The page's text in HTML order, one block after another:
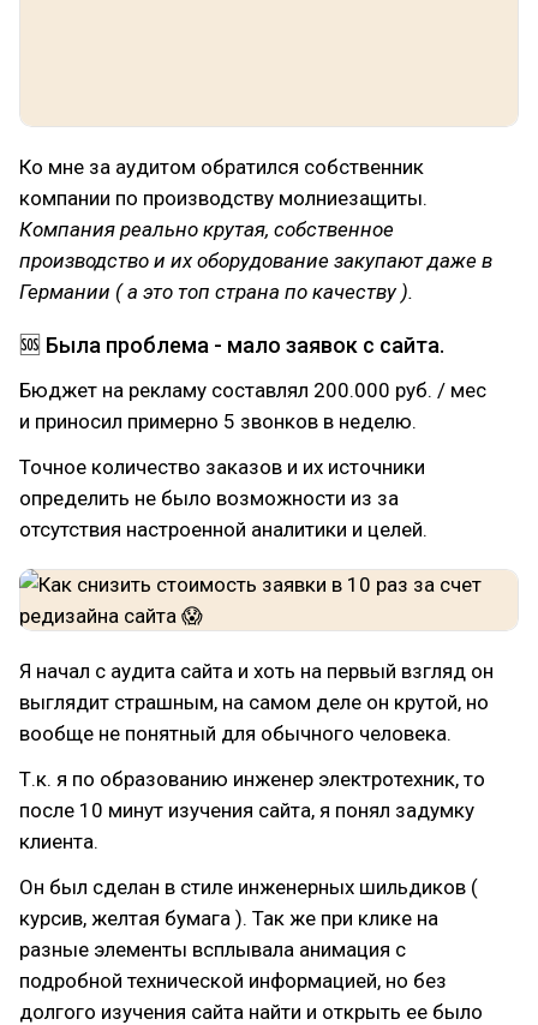
Ко мне за аудитом обратился собственник
компании по производству молниезащиты.
Компания реально крутая, собственное
производство и их оборудование закупают даже в
Германии ( а это топ страна по качеству ).
🆘 Была проблема - мало заявок с сайта.
Бюджет на рекламу составлял 200.000 руб. / мес
и приносил примерно 5 звонков в неделю.
Точное количество заказов и их источники
определить не было возможности из за
отсутствия настроенной аналитики и целей.
Я начал с аудита сайта и хоть на первый взгляд он
выглядит страшным, на самом деле он крутой, но
вообще не понятный для обычного человека.
Т.к. я по образованию инженер электротехник, то
после 10 минут изучения сайта, я понял задумку
клиента.
Он был сделан в стиле инженерных шильдиков (
курсив, желтая бумага ). Так же при клике на
разные элементы всплывала анимация с
подробной технической информацией, но без
долгого изучения сайта найти и открыть ее было